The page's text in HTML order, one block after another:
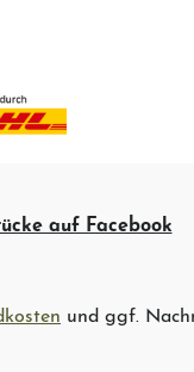
auf Facebook
und ggf.